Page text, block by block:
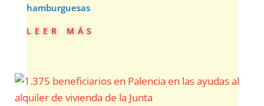
hamburguesas
leer más